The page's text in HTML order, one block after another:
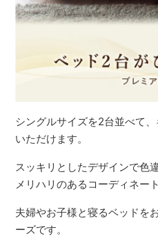
シングルサイズを2台並べて
いただけます。
スッキリとしたデザインで色
メリハリのあるコーディネー
夫婦やお子様と寝るベッドを
ーズです。